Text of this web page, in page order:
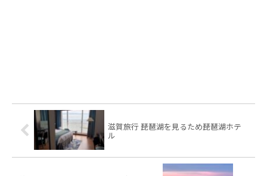
滋賀旅行 琵琶湖を見るため琵琶湖ホテ
ル